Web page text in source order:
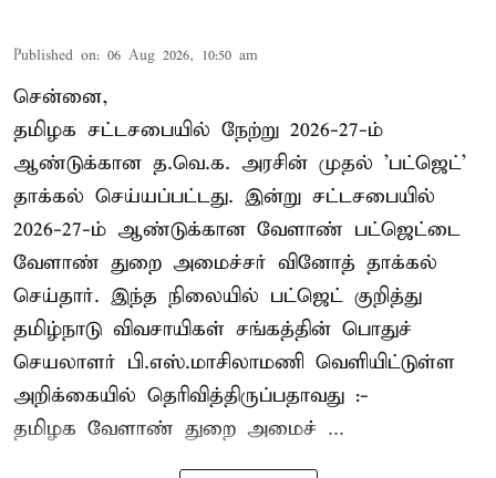
Published on: 06 Aug 2026, 10:50 am
சென்னை,
தமிழக சட்டசபையில் நேற்று 2026-27-ம்
ஆண்டுக்கான த.வெ.க. அரசின் முதல் 'பட்ஜெட்'
தாக்கல் செய்யப்பட்டது. இன்று சட்டசபையில்
2026-27-ம் ஆண்டுக்கான வேளாண் பட்ஜெட்டை
வேளாண் துறை அமைச்சர் வினோத் தாக்கல்
செய்தார். இந்த நிலையில் பட்ஜெட் குறித்து
தமிழ்நாடு விவசாயிகள் சங்கத்தின் பொதுச்
செயலாளர் பி.எஸ்.மாசிலாமணி வெளியிட்டுள்ள
அறிக்கையில் தெரிவித்திருப்பதாவது :-
தமிழக வேளாண் துறை அமைச் ...